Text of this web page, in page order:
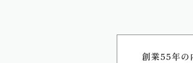
創業55年の